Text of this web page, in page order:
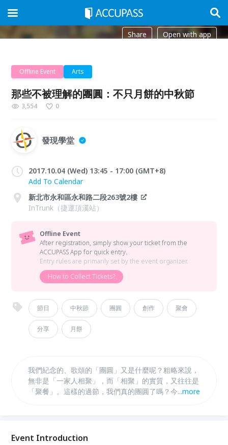
Share Open with app
Offline Event Arts
那些不被理解的團圓：不只月餅的中秋節
3,554 0
發現學堂
2017.10.04 (Wed) 13:45 - 17:00 (GMT+8)
Add To Calendar
新北市永和區永和路二段263號2樓
InTrunk（捷運頂溪站）
Offline Event
After registration, simply show your ticket from the
ACCUPASS App for quick entry.
Entry rules are primarily set by the event organizer.
How to Collect Tickets?
節日 中秋節 團圓 創作 聚會
分享 月餅
我們紀念的、歌頌的「團圓」又是什麼呢？粗略來說，
無非是「一家人相聚」，而「相聚」的實質，又往往是
「聚餐」。這樣的過節，我們真的團圓了嗎？今年中秋
...more
Event Introduction